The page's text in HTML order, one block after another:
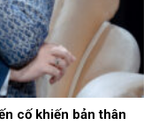
cố khiến bản thân